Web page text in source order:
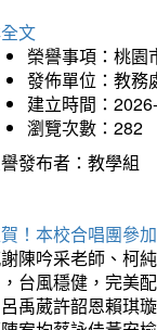
文
榮譽事項：桃園
發佈單位：教務
建立時間：
瀏覽次數：282
發布者：教學組
！本校合唱團參
陳吟采老師、柯
台風穩健，完美
禹葳許韶恩賴琪